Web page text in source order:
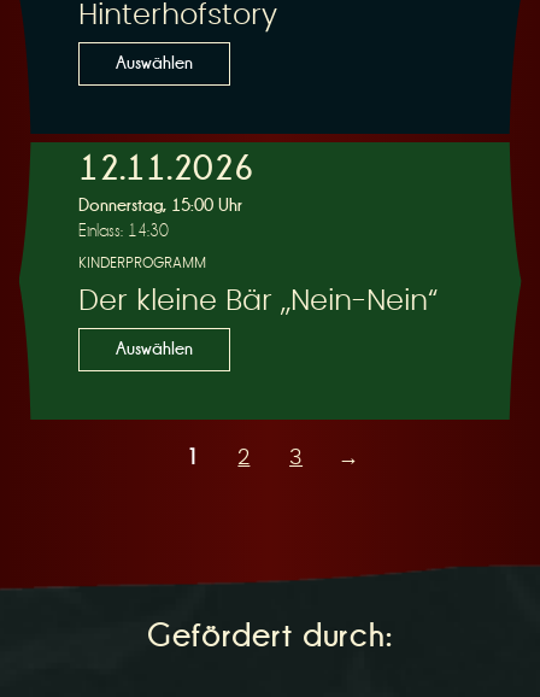
Hinterhofstory
Auswählen
12.11.2026
Donnerstag, 15:00 Uhr
Einlass: 14:30
KINDERPROGRAMM
Der kleine Bär „Nein-Nein“
Auswählen
2 3 →
Gefördert durch: